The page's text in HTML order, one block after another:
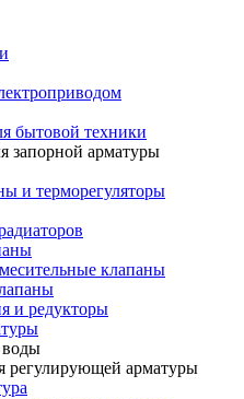
бытовой техники
запорной арматуры
и терморегуляторы
клапаны
и редукторы
воды
регулирующей арматуры